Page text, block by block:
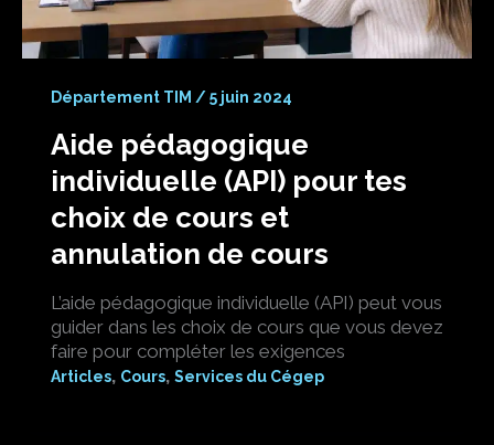
Département TIM /5 juin 2024
Aide pédagogique
individuelle (API) pour tes
choix de cours et
annulation de cours
L’aide pédagogique individuelle (API) peut vous
guider dans les choix de cours que vous devez
faire pour compléter les exigences
Articles, Cours, Services du Cégep